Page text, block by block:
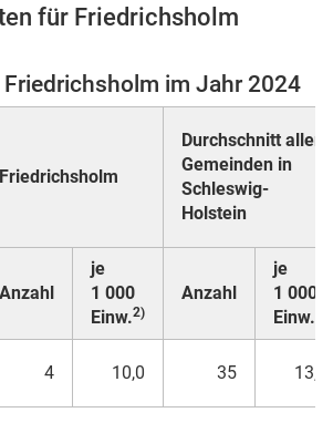
für Friedrichsholm
Friedrichsholm im Jahr 2024
Friedrichsholm
Durchschnitt aller
Gemeinden in
Schleswig-
Holstein
Anzahl
je
1 000
Einw.2)
Anzahl
je
1 000
Einw.
4 10,0 35 13,1